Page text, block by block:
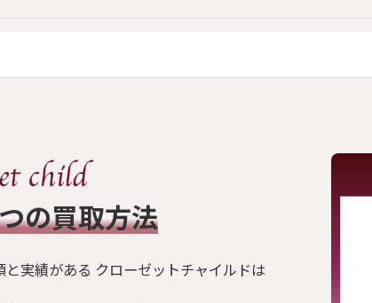
の買取方法
実績がある クローゼットチャイルドは